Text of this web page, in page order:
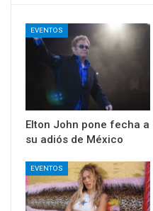
EVENTOS
Elton John pone fecha a
su adiós de México
EVENTOS